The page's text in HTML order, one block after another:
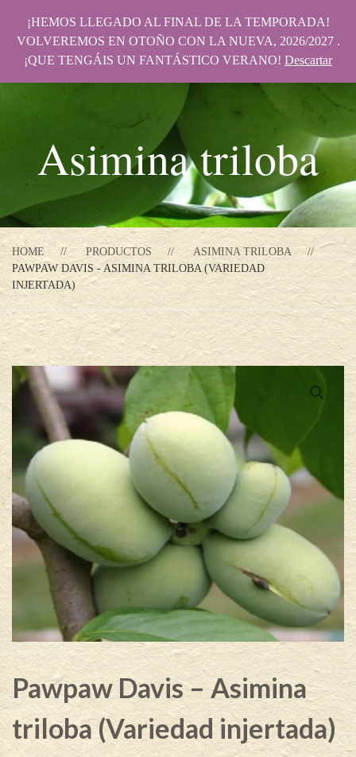
Asimina triloba
HOME PRODUCTOS
ASIMINA TRILOBA
PAWPAW DAVIS - ASIMINA TRILOBA (VARIEDAD
INJERTADA)
Pawpaw Davis – Asimina
triloba (Variedad injertada)
¡HEMOS LLEGADO AL FINAL DE LA TEMPORADA!
VOLVEREMOS EN OTOÑO CON LA NUEVA, 2026/2027 .
¡QUE TENGÁIS UN FANTÁSTICO VERANO! Descartar